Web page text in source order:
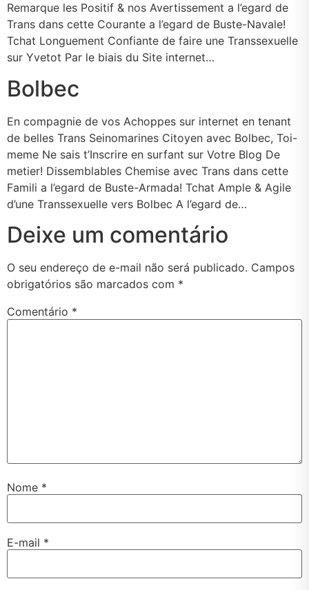
Remarque les Positif & nos Avertissement a l’egard de
Trans dans cette Courante a l’egard de Buste-Navale!
Tchat Longuement Confiante de faire une Transsexuelle
sur Yvetot Par le biais du Site internet…
Bolbec
En compagnie de vos Achoppes sur internet en tenant
de belles Trans Seinomarines Citoyen avec Bolbec, Toi-
meme Ne sais t’Inscrire en surfant sur Votre Blog De
metier! Dissemblables Chemise avec Trans dans cette
Famili a l’egard de Buste-Armada! Tchat Ample & Agile
d’une Transsexuelle vers Bolbec A l’egard de…
Deixe um comentário
O seu endereço de e-mail não será publicado. Campos
obrigatórios são marcados com *
Comentário *
Nome *
E-mail *